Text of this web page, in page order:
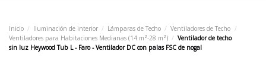
Inicio Iluminación de interior Lámparas de Techo
Ventiladores de Techo
Ventiladores para Habitaciones Medianas (14 m²-28 m²)
Ventilador de techo
sin luz Heywood Tub L - Faro - Ventilador DC con palas FSC de nogal